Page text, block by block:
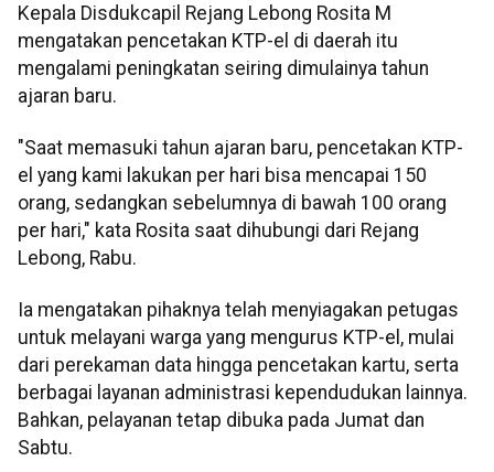
Kepala Disdukcapil Rejang Lebong Rosita M
mengatakan pencetakan KTP-el di daerah itu
mengalami peningkatan seiring dimulainya tahun
ajaran baru.
"Saat memasuki tahun ajaran baru, pencetakan KTP-
el yang kami lakukan per hari bisa mencapai 150
orang, sedangkan sebelumnya di bawah 100 orang
per hari," kata Rosita saat dihubungi dari Rejang
Lebong, Rabu.
Ia mengatakan pihaknya telah menyiagakan petugas
untuk melayani warga yang mengurus KTP-el, mulai
dari perekaman data hingga pencetakan kartu, serta
berbagai layanan administrasi kependudukan lainnya.
Bahkan, pelayanan tetap dibuka pada Jumat dan
Sabtu.